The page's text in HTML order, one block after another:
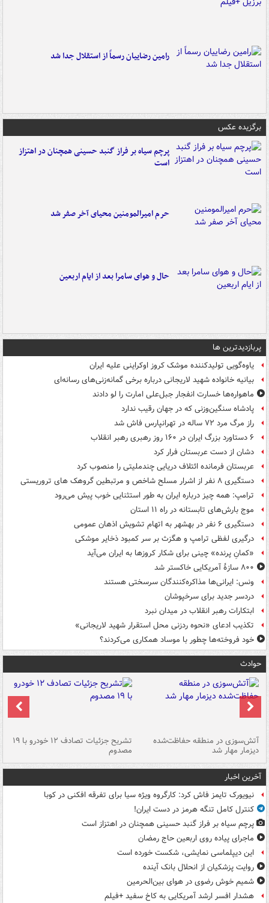
رامین رضاییان رسماً از استقلال جدا شد
برگزیده عکس
پرچم سیاه بر فراز گنبد حسینی همچنان در اهتزاز
است
حرم امیرالمومنین محیای آخر صفر شد
حال و هوای سامرا بعد از ایام اربعین
پربازدیدترین ها
یاوه‌گویی تولیدکننده موشک کروز اوکراینی علیه ایران
بیانیه خانواده شهید لاریجانی درباره برخی گمانه‌زنی‌های رسانه‌ای
ماهواره‌ها خسارت انفجار جبل‌علی امارت را لو دادند
پادشاه سنگین‌وزنی که در جهان رقیب ندارد
راز مرگ مرد ۷۲ ساله در تهرانپارس فاش شد
۶ دستاورد بزرگ ایران در ۱۶۰ روز رهبری رهبر انقلاب
دشان از دست عربستان فرار کرد
عربستان فرمانده ائتلاف دریایی چندملیتی را منصوب کرد
دستگیری ۸ نفر از اشرار مسلح شاخص و مرتبطین گروهک های تروریستی
ترامپ: همه چیز درباره ایران به طور استثنایی خوب پیش می‌رود
موج بارش‌های تابستانه در راه ۱۱ استان
دستگیری ۶ نفر در بهشهر به اتهام تشویش اذهان عمومی
درگیری لفظی ترامپ و هگزث بر سر کمبود ذخایر موشکی
«کمانِ پرنده» چینی برای شکار کروزها به ایران می‌آید
۸۰۰ سازۀ آمریکایی خاکستر شد
ونس: ایرانی‌ها مذاکره‌کنندگان سرسختی هستند
دردسر جدید برای سرخپوشان
ابتکارات رهبر انقلاب در میدان نبرد
تکذیب ادعای «نحوه ردزنی محل استقرار شهید لاریجانی»
خود فروخته‌ها چطور با موساد همکاری می‌کردند؟
حوادث
آتش‌سوزی در منطقه حفاظت‌شده
دیزمار مهار شد
تشریح جزئیات تصادف ۱۲ خودرو با ۱۹
مصدوم
آخرین اخبار
نیویورک تایمز فاش کرد: کارگروه ویژه سیا برای تفرقه افکنی در کوبا
کنترل کامل تنگه هرمز در دست ایران!
پرچم سیاه بر فراز گنبد حسینی همچنان در اهتزاز است
ماجرای پیاده روی اربعین حاج رمضان
این دیپلماسی نمایشی، شکست خورده است
روایت پزشکیان از انحلال بانک آینده
شمیم خوش رضوی در هوای بین‌الحرمین
هشدار افسر ارشد آمریکایی به کاخ سفید +فیلم